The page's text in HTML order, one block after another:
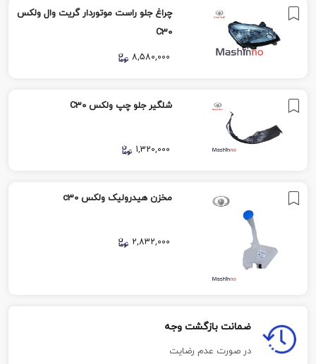
چراغ جلو راست موتوردار گریت وال ولکس
C30
8,580,000
شلگیر جلو چپ ولکس C30
1,320,000
مخزن هیدرولیک ولکس c30
2,832,000
ضمانت بازگشت وجه
در صورت عدم رضایت